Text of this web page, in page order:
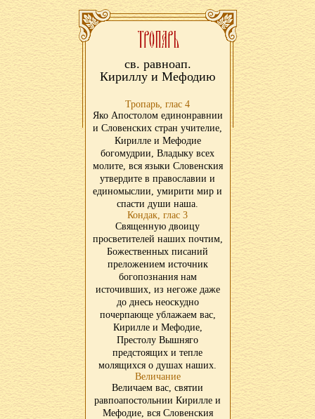
св. равноап.
Кириллу и Мефодию
Тропарь, глас 4
Яко Апостолом единонравнии
и Словенских стран учителие,
Кирилле и Мефодие
богомудрии, Владыку всех
молите, вся языки Словенския
утвердите в православии и
единомыслии, умирити мир и
спасти души наша.
Кондак, глас 3
Священную двоицу
просветителей наших почтим,
Божественных писаний
преложением источник
богопознания нам
источивших, из негоже даже
до днесь неоскудно
почерпающе ублажаем вас,
Кирилле и Мефодие,
Престолу Вышняго
предстоящих и тепле
молящихся о душах наших.
Величание
Величаем вас, святии
равпоапостольнии Кирилле и
Мефодие, вся Словенския